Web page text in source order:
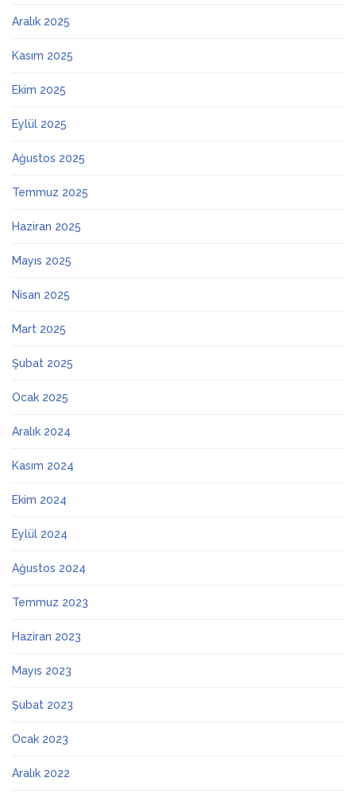
Aralık 2025
Kasım 2025
Ekim 2025
Eylül 2025
Ağustos 2025
Temmuz 2025
Haziran 2025
Mayıs 2025
Nisan 2025
Mart 2025
Şubat 2025
Ocak 2025
Aralık 2024
Kasım 2024
Ekim 2024
Eylül 2024
Ağustos 2024
Temmuz 2023
Haziran 2023
Mayıs 2023
Şubat 2023
Ocak 2023
Aralık 2022